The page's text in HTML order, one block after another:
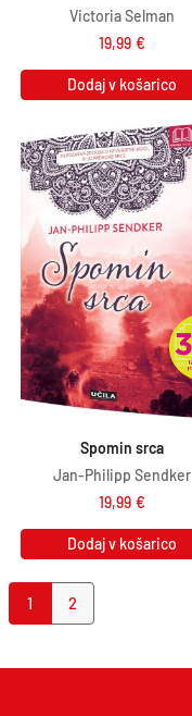
Victoria Selman
19,99 €
Dodaj v košarico
Spomin srca
Jan-Philipp Sendker
19,99 €
Dodaj v košarico
Page navigation
Current Page
1 Page
2